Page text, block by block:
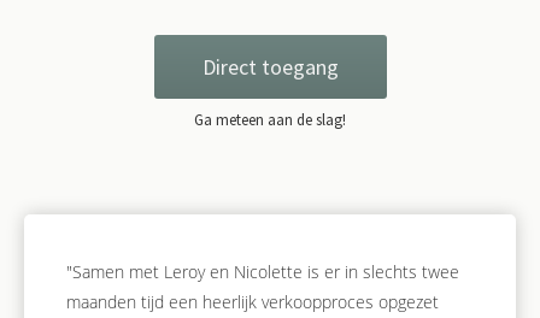
Direct toegang
Ga meteen aan de slag!
"Samen met Leroy en Nicolette is er in slechts twee
maanden tijd een heerlijk verkoopproces opgezet